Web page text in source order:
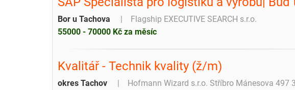
Bor u Tachova
Flagship EXECUTIVE SEARCH s.r.o.
55000 - 70000 Kč za měsíc
Kvalitář - Technik kvality (ž/m)
okres Tachov
Hofmann Wizard s.r.o. Stříbro Mánesova 497